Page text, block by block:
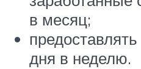
в месяц;
дня в неделю.